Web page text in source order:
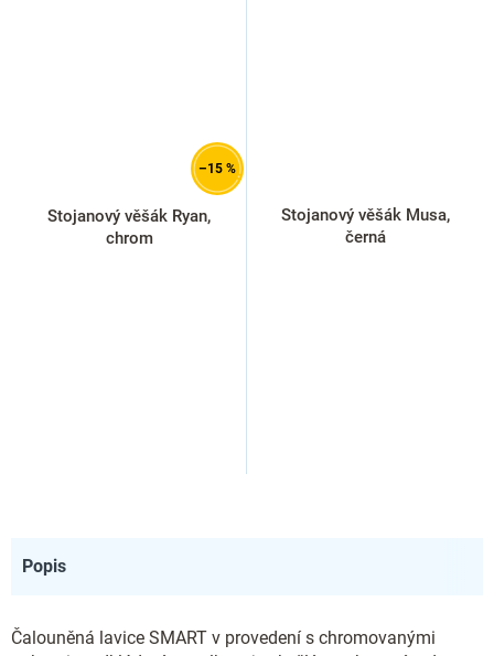
–15 %
Stojanový věšák Ryan,
chrom
Stojanový věšák Musa,
černá
Popis
Čalouněná lavice SMART v provedení s chromovanými